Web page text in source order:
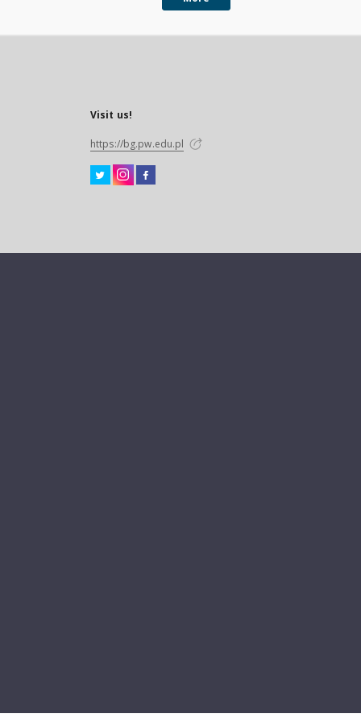
Visit us!
https://bg.pw.edu.pl